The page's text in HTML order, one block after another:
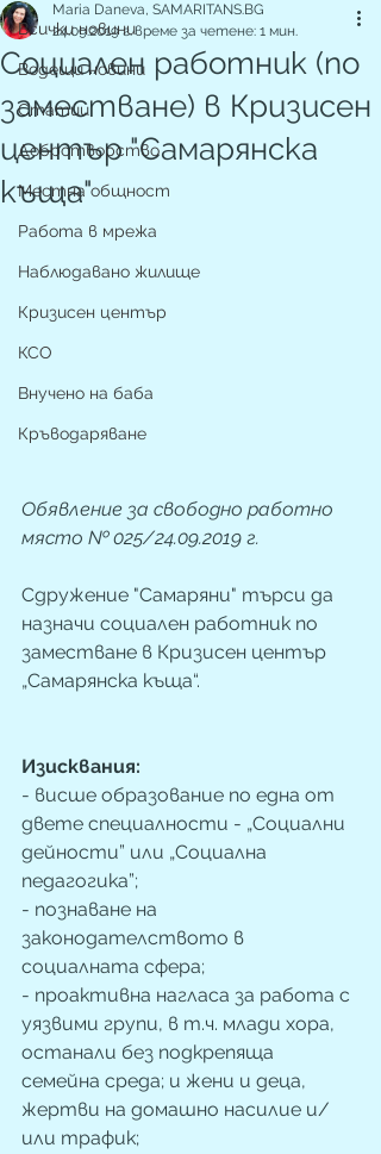
Всички новини
Водещи новини
Статии
Добротворство
Местна общност
Работа в мрежа
Наблюдавано жилище
Кризисен център
КСО
Внучено на баба
Кръводаряване
Социален работник (по
заместване) в Кризисен
център "Самарянска
къща"
Maria Daneva, SAMARITANS.BG
24.09.2019 г.време за четене: 1 мин.
Обявление за свободно работно
място № 025/24.09.2019 г.
Сдружение "Самаряни" търси да
назначи социален работник по
заместване в Кризисен център
„Самарянска къща“.
Изисквания:
- висше образование по една от
двете специалности - „Социални
дейности” или „Социална
педагогика”;
- познаване на
законодателството в
социалната сфера;
- проактивна нагласа за работа с
уязвими групи, в т.ч. млади хора,
останали без подкрепяща
семейна среда; и жени и деца,
жертви на домашно насилие и/
или трафик;